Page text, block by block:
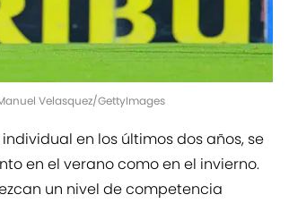
Velasquez/GettyImages
en los últimos dos años, se
en el verano como en el invierno.
un nivel de competencia